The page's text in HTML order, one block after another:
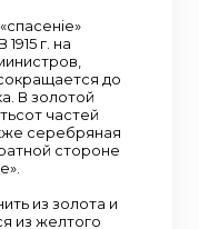
г. на
до
В золотой
частей
серебряная
стороне
из золота и
из желтого